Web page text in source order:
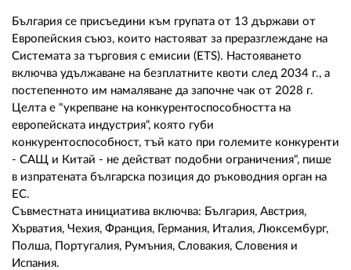
България се присъедини към групата от 13 държави от
Европейския съюз, които настояват за преразглеждане на
Системата за търговия с емисии (ETS). Настояването
включва удължаване на безплатните квоти след 2034 г., а
постепенното им намаляване да започне чак от 2028 г.
Целта е "укрепване на конкурентоспособността на
европейската индустрия“, която губи
конкурентоспособност, тъй като при големите конкуренти
- САЩ и Китай - не действат подобни ограничения", пише
в изпратената българска позиция до ръководния орган на
ЕС.
Съвместната инициатива включва: България, Австрия,
Хърватия, Чехия, Франция, Германия, Италия, Люксембург,
Полша, Португалия, Румъния, Словакия, Словения и
Испания.
РЕДАКЦИЯ
КОНТАКТИ
АБОНАМЕНТ
УСЛОВИЯ ЗА ПОЛЗВАНЕ
ПОЛИТИКА ЗА БИСКВИТКИТЕ
ПОЛИТИКАТА ЗА
ПОВЕРИТЕЛНОСТ